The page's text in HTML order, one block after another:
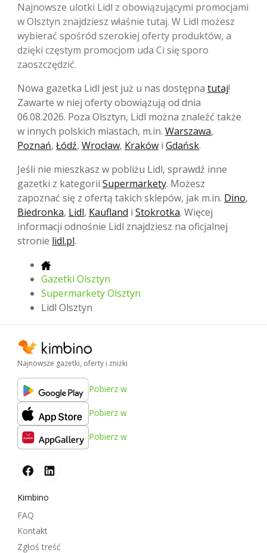
Najnowsze ulotki Lidl z obowiązującymi promocjami
w Olsztyn znajdziesz właśnie tutaj. W Lidl możesz
wybierać spośród szerokiej oferty produktów, a
dzięki częstym promocjom uda Ci się sporo
zaoszczędzić.
Nowa gazetka Lidl jest już u nas dostępna tutaj!
Zawarte w niej oferty obowiązują od dnia
06.08.2026. Poza Olsztyn, Lidl można znaleźć także
w innych polskich miastach, m.in. Warszawa,
Poznań, Łódź, Wrocław, Kraków i Gdańsk.
Jeśli nie mieszkasz w pobliżu Lidl, sprawdź inne
gazetki z kategorii Supermarkety. Możesz
zapoznać się z ofertą takich sklepów, jak m.in. Dino,
Biedronka, Lidl, Kaufland i Stokrotka. Więcej
informacji odnośnie Lidl znajdziesz na oficjalnej
stronie lidl.pl.
Gazetki Olsztyn
Supermarkety Olsztyn
Lidl Olsztyn
Najnowsze gazetki, oferty i zniżki
Pobierz w
Pobierz w
Pobierz w
Kimbino
FAQ
Kontakt
Zgłoś treść